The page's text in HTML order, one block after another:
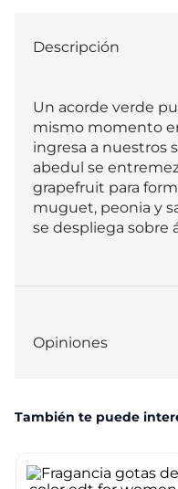
Descripción
Un acorde verde
mismo momento
ingresa a nuestros
abedul se
grapefruit para
muguet, peonia y
se despliega sobre
Opiniones
También te puede